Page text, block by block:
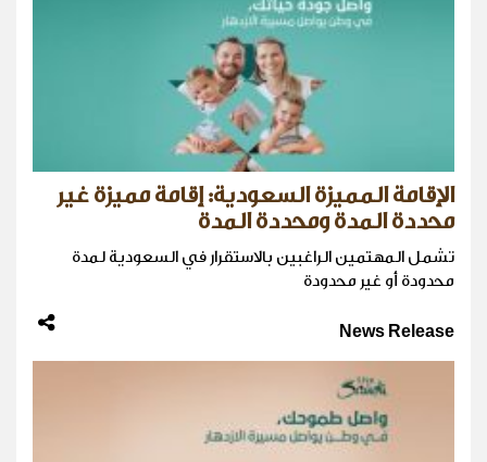
الإقامة المميزة السعودية: إقامة مميزة غير
محددة المدة ومحددة المدة
تشمل المهتمين الراغبين بالاستقرار في السعودية لمدة
محدودة أو غير محدودة
News Release